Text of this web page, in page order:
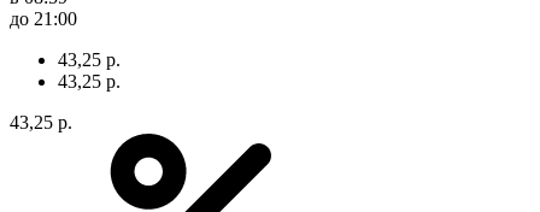
до 21:00
43,25 р.
43,25 р.
43,25 р.